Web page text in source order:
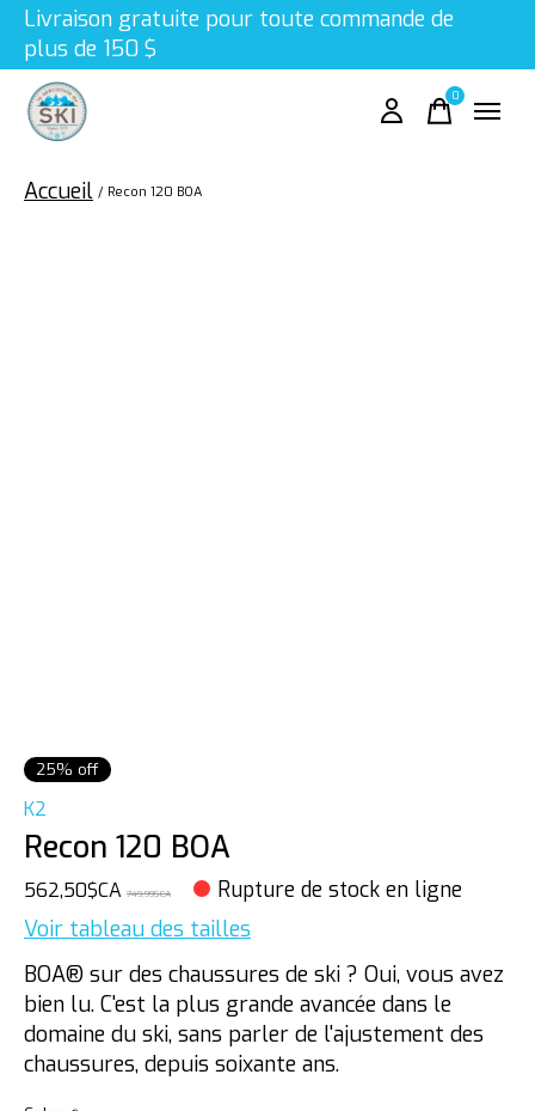
Livraison gratuite pour toute commande de
plus de 150 $
0items
Accueil / Recon 120 BOA
25% off
K2
Recon 120 BOA
562,50$CA 749,99$CA Rupture de stock en ligne
Voir tableau des tailles
BOA® sur des chaussures de ski ? Oui, vous avez
bien lu. C'est la plus grande avancée dans le
domaine du ski, sans parler de l'ajustement des
chaussures, depuis soixante ans.